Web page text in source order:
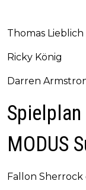
Thomas Lieblich
Ricky König
Darren
MODUS
Fallon